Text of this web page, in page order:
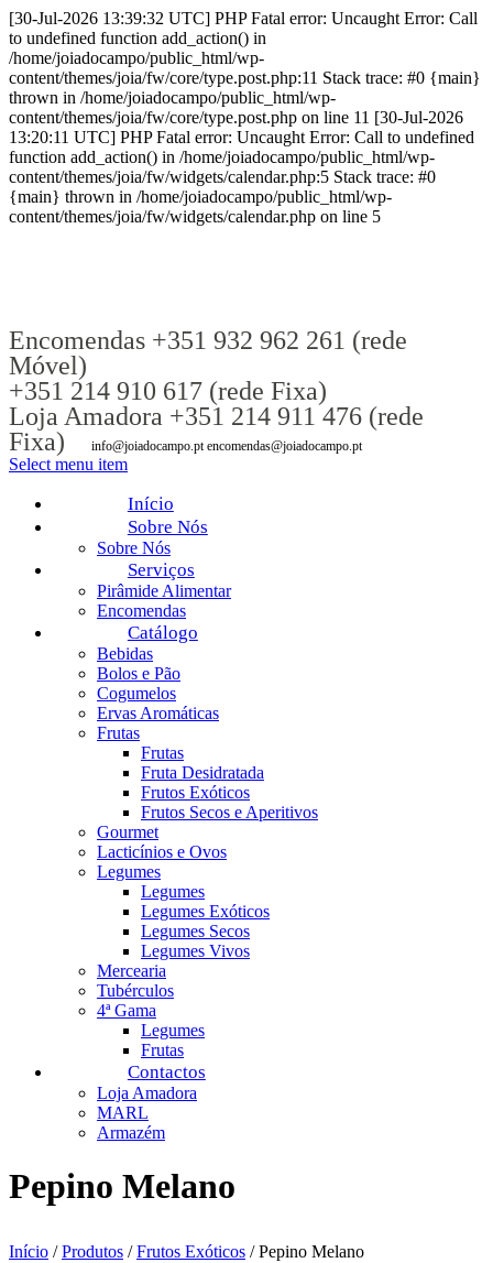
[30-Jul-2026 13:39:32 UTC] PHP Fatal error: Uncaught Error: Call
to undefined function add_action() in
/home/joiadocampo/public_html/wp-
content/themes/joia/fw/core/type.post.php:11 Stack trace: #0 {main}
thrown in /home/joiadocampo/public_html/wp-
content/themes/joia/fw/core/type.post.php on line 11 [30-Jul-2026
13:20:11 UTC] PHP Fatal error: Uncaught Error: Call to undefined
function add_action() in /home/joiadocampo/public_html/wp-
content/themes/joia/fw/widgets/calendar.php:5 Stack trace: #0
{main} thrown in /home/joiadocampo/public_html/wp-
content/themes/joia/fw/widgets/calendar.php on line 5
Encomendas +351 932 962 261 (rede
Móvel)
+351 214 910 617 (rede Fixa)
Loja Amadora +351 214 911 476 (rede
Fixa)
info@joiadocampo.pt encomendas@joiadocampo.pt
Select menu item
Início
Sobre Nós
Sobre Nós
Serviços
Pirâmide Alimentar
Encomendas
Catálogo
Bebidas
Bolos e Pão
Cogumelos
Ervas Aromáticas
Frutas
Frutas
Fruta Desidratada
Frutos Exóticos
Frutos Secos e Aperitivos
Gourmet
Lacticínios e Ovos
Legumes
Legumes
Legumes Exóticos
Legumes Secos
Legumes Vivos
Mercearia
Tubérculos
4ª Gama
Legumes
Frutas
Contactos
Loja Amadora
MARL
Armazém
Pepino Melano
Início /Produtos /Frutos Exóticos / Pepino Melano